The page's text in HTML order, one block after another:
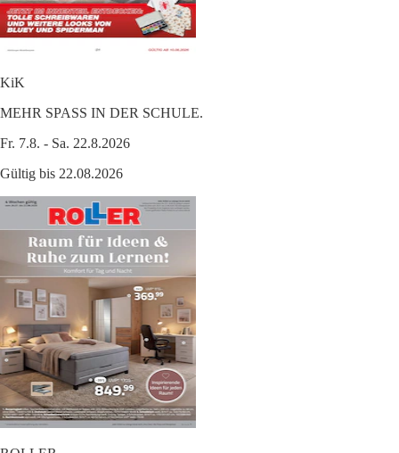
KiK
MEHR SPASS IN DER SCHULE.
Fr. 7.8. - Sa. 22.8.2026
Gültig bis 22.08.2026